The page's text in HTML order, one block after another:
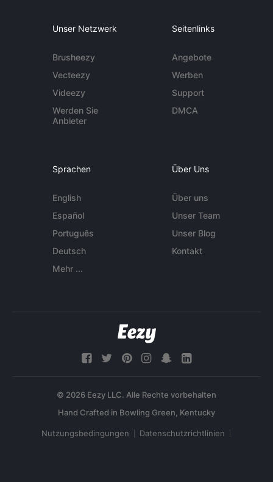
Unser Netzwerk
Brusheezy
Vecteezy
Videezy
Werden Sie
Anbieter
Seitenlinks
Angebote
Werben
Support
DMCA
Sprachen
English
Español
Português
Deutsch
Mehr ...
Über Uns
Über uns
Unser Team
Unser Blog
Kontakt
© 2026 Eezy LLC. Alle Rechte vorbehalten
Nutzungsbedingungen Datenschutzrichtlinien